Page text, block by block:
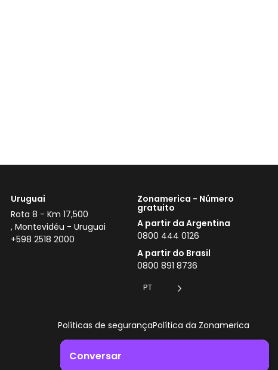
Uruguai
Rota 8 - Km 17,500
, Montevidéu - Uruguai
+598 2518 2000
Zonamerica - Número
gratuito
A partir da Argentina
0800 444 0126
A partir do Brasil
0800 891 8736
PT
Políticas de segurançaPolítica da Zonamerica
Conversar